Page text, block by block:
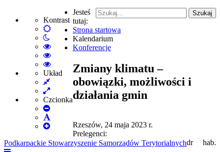
Kontrast
Default
mode
Włącz
tryb
nocny
High
Contrast
Black
White
High
Contrast
Black
High
Contrast
mode
Układ
Fixed
layout
Wide
layout
Czcionka
Set
FontDefault
Set
Font
Szukaj
Podkarpackie Stowarzyszenie Samorządów Terytorialnych
Jesteś
tutaj:
Strona startowa
Kalendarium
Konferencje
Zmiany klimatu –
obowiązki, możliwości i
działania gmin
Rzeszów, 24 maja 2023 r.
Prelegenci:
dr hab.